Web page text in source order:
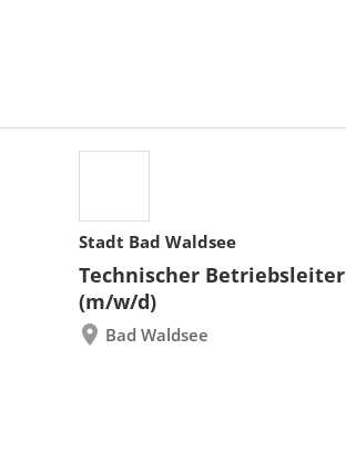
Stadt Bad Waldsee
Technischer Betriebsleiter
(m/w/d)
Bad Waldsee